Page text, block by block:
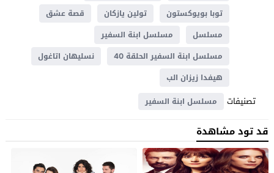
توبا بويوكستون
تولين يازكان
قصة عشق
مسلسل
مسلسل ابنة السفير
مسلسل ابنة السفير الحلقة 40
نسليهان اتاغول
هيفدا زيزان الب
تصنيفات مسلسل ابنة السفير
قد تود مشاهدة